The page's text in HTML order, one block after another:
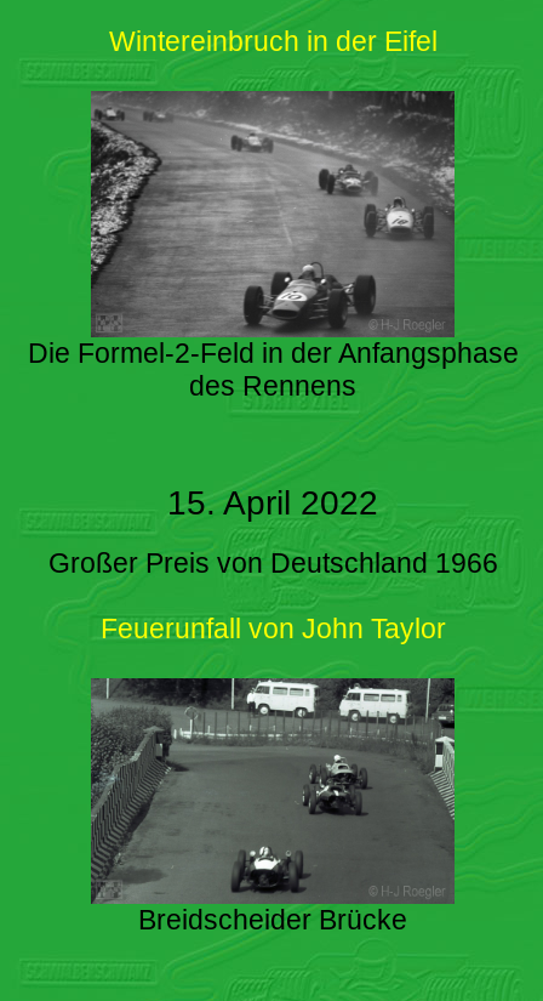
Wintereinbruch in der Eifel
Die Formel-2-Feld in der Anfangsphase
des Rennens
15. April 2022
Großer Preis von Deutschland 1966
Feuerunfall von John Taylor
Breidscheider Brücke